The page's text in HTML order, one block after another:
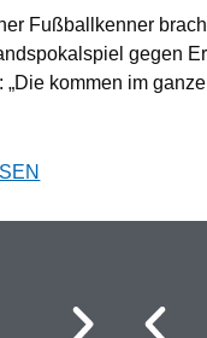
Fußballkenner
gegen
„Die kommen im